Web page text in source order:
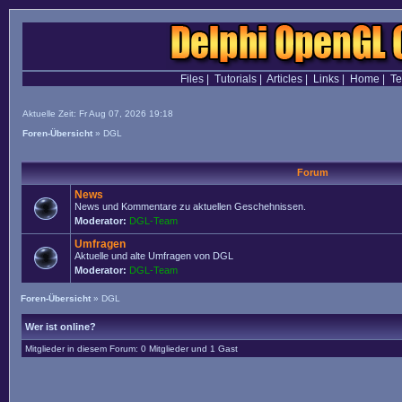
Files| Tutorials| Articles| Links| Home
Aktuelle Zeit: Fr Aug 07, 2026 19:18
Foren-Übersicht » DGL
Forum
News
News und Kommentare zu aktuellen Geschehnissen.
Moderator: DGL-Team
Umfragen
Aktuelle und alte Umfragen von DGL
Moderator: DGL-Team
Foren-Übersicht » DGL
Wer ist online?
Mitglieder in diesem Forum: 0 Mitglieder und 1 Gast